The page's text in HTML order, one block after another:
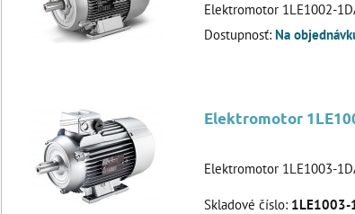
Elektromotor 1LE1002-
Dostupnosť: Na
Elektromotor
Elektromotor 1LE1003-
Skladové číslo: 1LE1003-